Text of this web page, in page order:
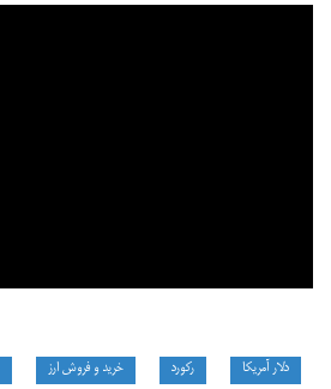
دلار آمریکا رکورد خرید و فروش ارز